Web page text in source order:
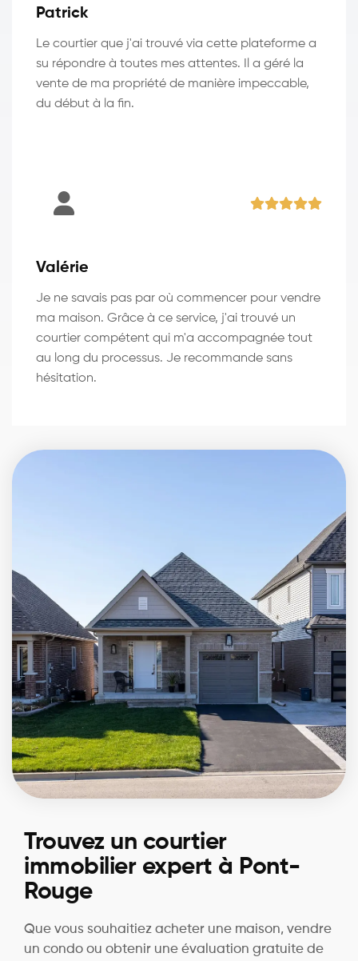
Patrick
Le courtier que j'ai trouvé via cette plateforme a
su répondre à toutes mes attentes. Il a géré la
vente de ma propriété de manière impeccable,
du début à la fin.
Valérie
Je ne savais pas par où commencer pour vendre
ma maison. Grâce à ce service, j'ai trouvé un
courtier compétent qui m'a accompagnée tout
au long du processus. Je recommande sans
hésitation.
Trouvez un courtier
immobilier expert à Pont-
Rouge
Que vous souhaitiez acheter une maison, vendre
un condo ou obtenir une évaluation gratuite de